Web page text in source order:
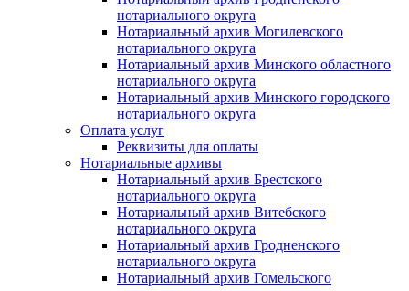
нотариального округа
Нотариальный архив Могилевского
нотариального округа
Нотариальный архив Минского областного
нотариального округа
Нотариальный архив Минского городского
нотариального округа
Оплата услуг
Реквизиты для оплаты
Нотариальные архивы
Нотариальный архив Брестского
нотариального округа
Нотариальный архив Витебского
нотариального округа
Нотариальный архив Гродненского
нотариального округа
Нотариальный архив Гомельского